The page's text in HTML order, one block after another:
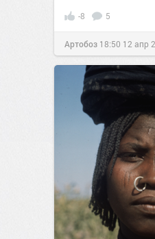
-8 5
Артобоз 18:50 12 апр